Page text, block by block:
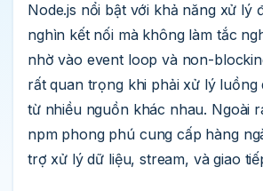
Node.js nổi bật với khả năng xử lý
nghìn kết nối mà không làm tắc
nhờ vào event loop và non-
rất quan trọng khi phải xử lý luồng
từ nhiều nguồn khác nhau. Ngoài
npm phong phú cung cấp hàng
trợ xử lý dữ liệu, stream, và giao